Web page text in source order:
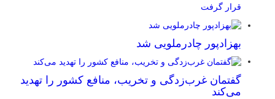
قرار گرفت
بهزادپور چادرملویی شد
گفتمان غرب‌زدگی و تخریب، منافع کشور را تهدید
می‌کند